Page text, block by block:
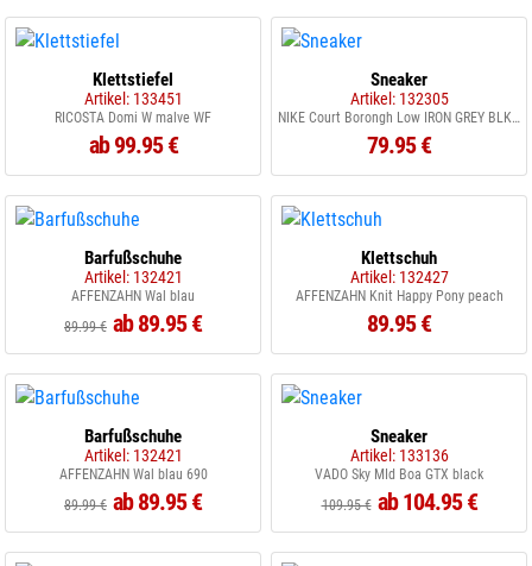
Klettstiefel
Artikel: 133451
RICOSTA Domi W malve WF
ab 99.95 €
Sneaker
Artikel: 132305
NIKE Court Borongh Low IRON GREY BLK WHITE
79.95 €
Barfußschuhe
Artikel: 132421
AFFENZAHN Wal blau
89.99 € ab 89.95 €
Klettschuh
Artikel: 132427
AFFENZAHN Knit Happy Pony peach
89.95 €
Barfußschuhe
Artikel: 132421
AFFENZAHN Wal blau 690
89.99 € ab 89.95 €
Sneaker
Artikel: 133136
VADO Sky MId Boa GTX black
109.95 € ab 104.95 €